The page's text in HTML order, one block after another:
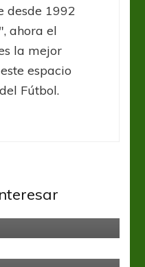
desde 1992
ahora el
la mejor
espacio
Fútbol.